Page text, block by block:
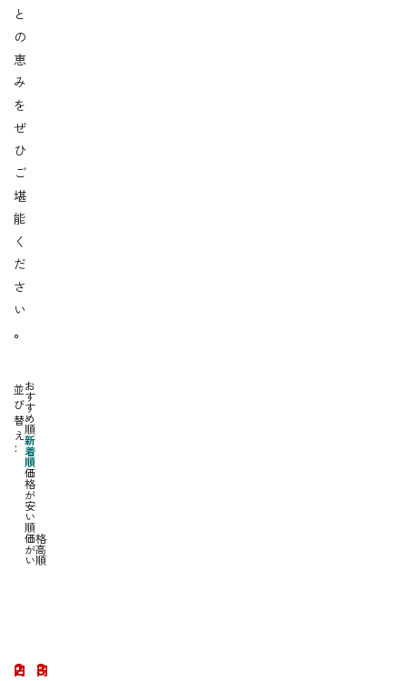
と
の
恵
み
を
ぜ
ひ
ご
堪
能
く
だ
さ
い
。
並
び
替
え
お
す
す
め
順
新
着
順
価
格
が
安
い
順
価格
が高
い順
島
2
円
島
3
円